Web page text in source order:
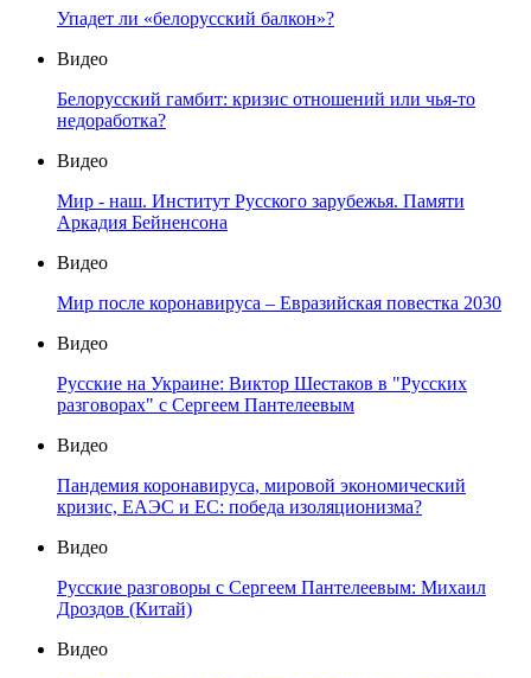
Упадет ли «белорусский балкон»?
Видео
Белорусский гамбит: кризис отношений или чья-то
недоработка?
Видео
Мир - наш. Институт Русского зарубежья. Памяти
Аркадия Бейненсона
Видео
Мир после коронавируса – Евразийская повестка 2030
Видео
Русские на Украине: Виктор Шестаков в "Русских
разговорах" с Сергеем Пантелеевым
Видео
Пандемия коронавируса, мировой экономический
кризис, ЕАЭС и ЕС: победа изоляционизма?
Видео
Русские разговоры с Сергеем Пантелеевым: Михаил
Дроздов (Китай)
Видео